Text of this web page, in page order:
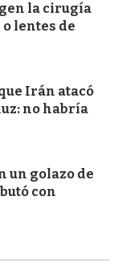
la cirugía
lentes de
Irán atacó
no habría
un golazo de
con